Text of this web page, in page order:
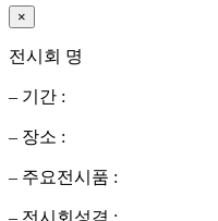
×
전시회 명
– 기간 :
– 장소 :
– 주요전시품 :
– 전시회성격 :